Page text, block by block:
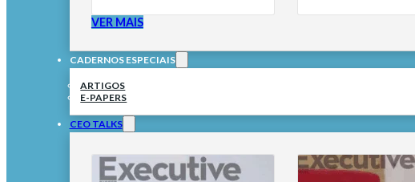
VER MAIS
CADERNOS ESPECIAIS
ARTIGOS
E-PAPERS
CEO TALKS